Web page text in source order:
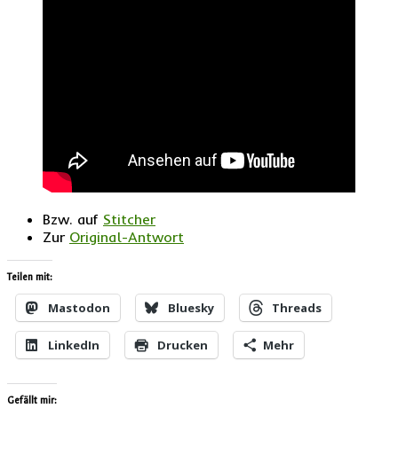
Bzw. auf Stitcher
Zur Original-Antwort
Teilen mit:
Mastodon Bluesky Threads
LinkedIn Drucken Mehr
Gefällt mir: